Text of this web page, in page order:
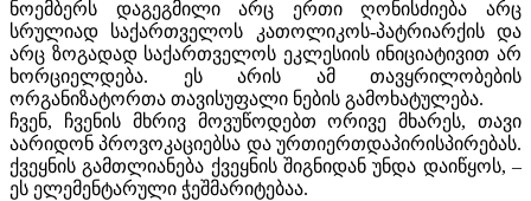
ნოემბერს დაგეგმილი არც ერთი ღონისძიება არც
სრულიად საქართველოს კათოლიკოს-პატრიარქის და
არც ზოგადად საქართველოს ეკლესიის ინიციატივით არ
ხორციელდება. ეს არის ამ თავყრილობების
ორგანიზატორთა თავისუფალი ნების გამოხატულება.
ჩვენ, ჩვენის მხრივ მოვუწოდებთ ორივე მხარეს, თავი
აარიდონ პროვოკაციებსა და ურთიერთდაპირისპირებას.
ქვეყნის გამთლიანება ქვეყნის შიგნიდან უნდა დაიწყოს, –
ეს ელემენტარული ჭეშმარიტებაა.